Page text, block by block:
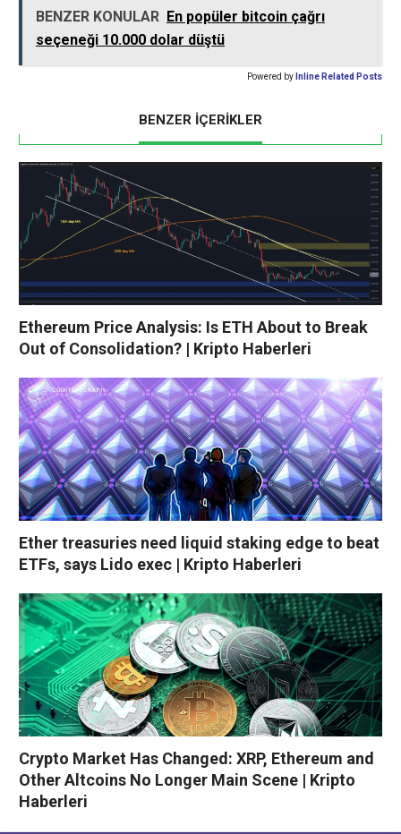
BENZER KONULAR En popüler bitcoin çağrı
seçeneği 10.000 dolar düştü
Powered by Inline Related Posts
BENZER İÇERİKLER
Ethereum Price Analysis: Is ETH About to Break
Out of Consolidation? | Kripto Haberleri
Ether treasuries need liquid staking edge to beat
ETFs, says Lido exec | Kripto Haberleri
Crypto Market Has Changed: XRP, Ethereum and
Other Altcoins No Longer Main Scene | Kripto
Haberleri